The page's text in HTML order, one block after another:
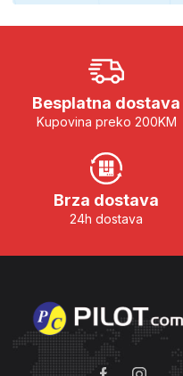
Besplatna dostava
Kupovina preko 200KM
Brza dostava
24h dostava